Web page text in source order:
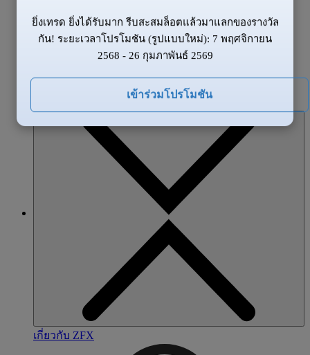
ข้อมูลของตลาด
ข่าวสาร
เกี่ยวกับ ZFX
ยิ่งเทรด ยิ่งได้รับมาก รีบสะสมล็อตแล้วมาแลกของรางวัล
กัน! ระยะเวลาโปรโมชัน (รูปแบบใหม่): 7 พฤศจิกายน
2568 - 26 กุมภาพันธ์ 2569
เข้าร่วมโปรโมชัน